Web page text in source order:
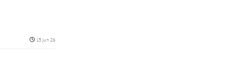
Fecha de publicación
15 jun 26